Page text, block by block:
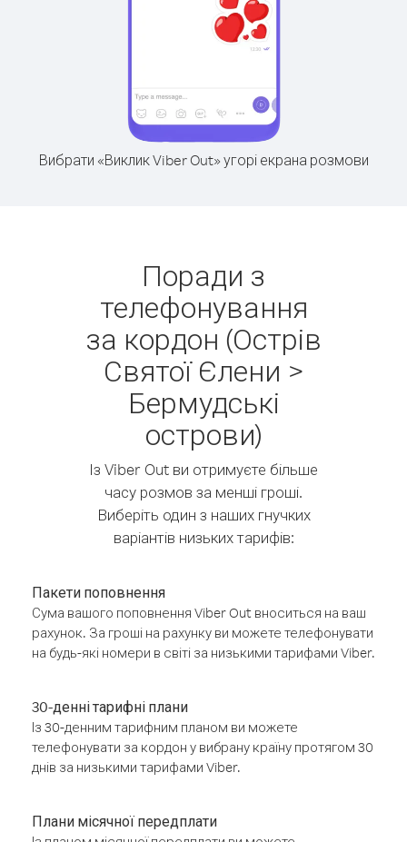
Вибрати «Виклик Viber Out» угорі екрана розмови
Поради з
телефонування
за кордон (Острів
Святої Єлени >
Бермудські
острови)
Із Viber Out ви отримуєте більше
часу розмов за менші гроші.
Виберіть один з наших гнучких
варіантів низьких тарифів:
Пакети поповнення
Сума вашого поповнення Viber Out вноситься на ваш
рахунок. За гроші на рахунку ви можете телефонувати
на будь-які номери в світі за низькими тарифами Viber.
30-денні тарифні плани
Із 30-денним тарифним планом ви можете
телефонувати за кордон у вибрану країну протягом 30
днів за низькими тарифами Viber.
Плани місячної передплати